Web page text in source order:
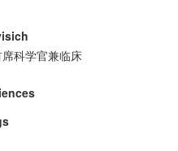
科学官兼临床